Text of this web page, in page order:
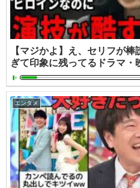
【マジかよ】え、セリフが
ぎて印象に残ってるドラマ・
エンタメ